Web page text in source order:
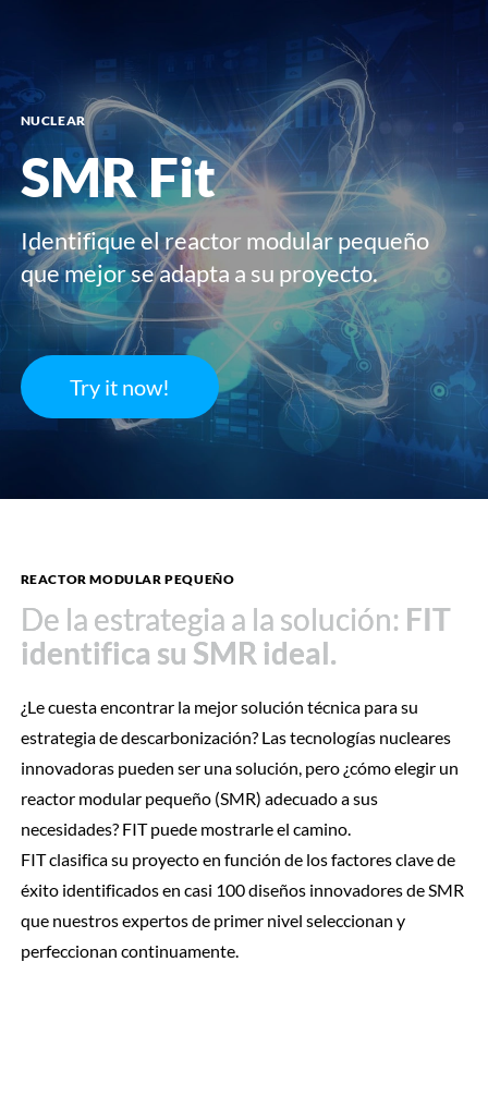
NUCLEAR
SMR Fit
Identifique el reactor modular pequeño
que mejor se adapta a su proyecto.
Try it now!
REACTOR MODULAR PEQUEÑO
De la estrategia a la solución: FIT
identifica su SMR ideal.
De la estrategia a la solución: FIT
identifica su SMR ideal.
¿Le cuesta encontrar la mejor solución técnica para su
estrategia de descarbonización? Las tecnologías nucleares
innovadoras pueden ser una solución, pero ¿cómo elegir un
reactor modular pequeño (SMR) adecuado a sus
necesidades? FIT puede mostrarle el camino.
FIT clasifica su proyecto en función de los factores clave de
éxito identificados en casi 100 diseños innovadores de SMR
que nuestros expertos de primer nivel seleccionan y
perfeccionan continuamente.